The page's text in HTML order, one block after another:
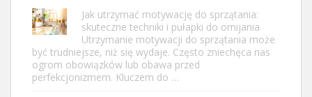
Jak utrzymać motywację do sprzątania:
skuteczne techniki i pułapki do omijania
Utrzymanie motywacji do sprzątania może
być trudniejsze, niż się wydaje. Często zniechęca nas
ogrom obowiązków lub obawa przed
perfekcjonizmem. Kluczem do …